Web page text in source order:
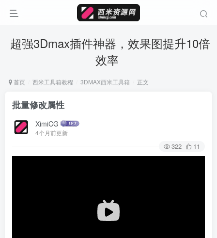
超强3Dmax插件神器，效果图提升10倍
效率
首页 西米工具箱教程 3DMAX西米工具箱 正文
批量修改属性
XimiCG
4个月前更新
322 11